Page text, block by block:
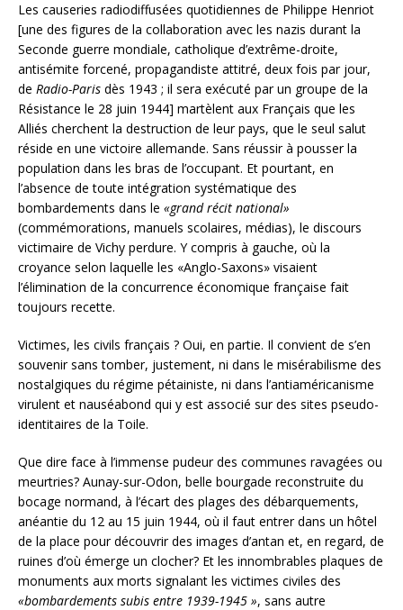
Les causeries radiodiffusées quotidiennes de Philippe Henriot
[une des figures de la collaboration avec les nazis durant la
Seconde guerre mondiale, catholique d’extrême-droite,
antisémite forcené, propagandiste attitré, deux fois par jour,
de Radio-Paris dès 1943 ; il sera exécuté par un groupe de la
Résistance le 28 juin 1944] martèlent aux Français que les
Alliés cherchent la destruction de leur pays, que le seul salut
réside en une victoire allemande. Sans réussir à pousser la
population dans les bras de l’occupant. Et pourtant, en
l’absence de toute intégration systématique des
bombardements dans le «grand récit national»
(commémorations, manuels scolaires, médias), le discours
victimaire de Vichy perdure. Y compris à gauche, où la
croyance selon laquelle les «Anglo-Saxons» visaient
l’élimination de la concurrence économique française fait
toujours recette.
Victimes, les civils français ? Oui, en partie. Il convient de s’en
souvenir sans tomber, justement, ni dans le misérabilisme des
nostalgiques du régime pétainiste, ni dans l’antiaméricanisme
virulent et nauséabond qui y est associé sur des sites pseudo-
identitaires de la Toile.
Que dire face à l’immense pudeur des communes ravagées ou
meurtries? Aunay-sur-Odon, belle bourgade reconstruite du
bocage normand, à l’écart des plages des débarquements,
anéantie du 12 au 15 juin 1944, où il faut entrer dans un hôtel
de la place pour découvrir des images d’antan et, en regard, de
ruines d’où émerge un clocher? Et les innombrables plaques de
monuments aux morts signalant les victimes civiles des
«bombardements subis entre 1939-1945 », sans autre